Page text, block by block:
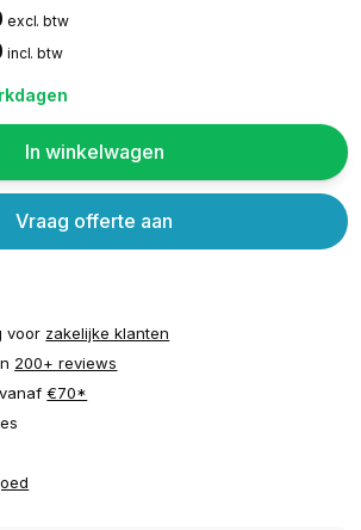
excl. btw
incl. btw
In winkelwagen
Vraag offerte aan
voor zakelijke klanten
200+ reviews
vanaf€70*